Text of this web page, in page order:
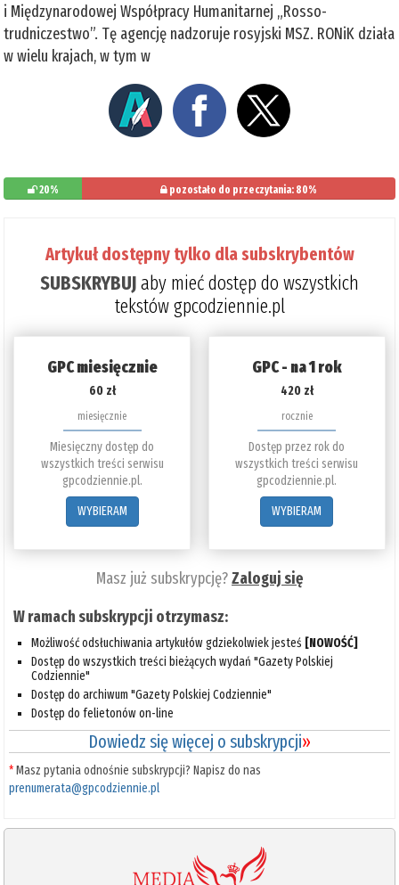
i Międzynarodowej Współpracy Humanitarnej „Rosso­
trudniczestwo”. Tę agencję nadzoruje rosyjski MSZ. RONiK działa
w wielu krajach, w tym w
20% pozostało do przeczytania: 80%
Artykuł dostępny tylko dla subskrybentów
SUBSKRYBUJaby mieć dostęp do wszystkich
tekstów gpcodziennie.pl
GPC miesięcznie
60 zł
miesięcznie
Miesięczny dostęp do
wszystkich treści serwisu
gpcodziennie.pl.
WYBIERAM
GPC - na 1 rok
420 zł
rocznie
Dostęp przez rok do
wszystkich treści serwisu
gpcodziennie.pl.
WYBIERAM
Masz już subskrypcję?Zaloguj się
W ramach subskrypcji otrzymasz:
Możliwość odsłuchiwania artykułów gdziekolwiek jesteś [NOWOŚĆ]
Dostęp do wszystkich treści bieżących wydań "Gazety Polskiej
Codziennie"
Dostęp do archiwum "Gazety Polskiej Codziennie"
Dostęp do felietonów on-line
Dowiedz się więcej o subskrypcji»
*Masz pytania odnośnie subskrypcji? Napisz do nas
prenumerata@gpcodziennie.pl